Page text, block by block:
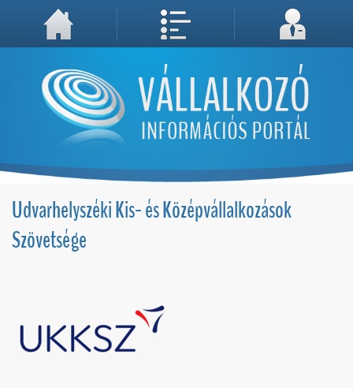
A weboldal használatával Ön elfogadja, hogy Cookie-kat (sütiket) tároljunk számítógépén. A sütik a weboldal megfelelő működéséhez
Megértettem, folytatás...
Udvarhelyszéki Kis- és Középvállalkozások
Szövetsége